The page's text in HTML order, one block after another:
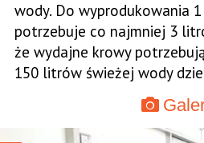
wody. Do wyprodukowania
potrzebuje co najmniej 3
że wydajne krowy
150 litrów świeżej wody